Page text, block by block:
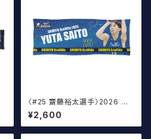
〈#25 齋藤裕太選手〉2026 サ
イン入りスポーツタオル
¥2,600